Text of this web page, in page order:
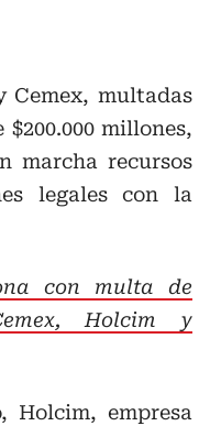
Cemex, multadas
millones,
marcha recursos
legales con la
con multa de
Holcim y
Holcim, empresa